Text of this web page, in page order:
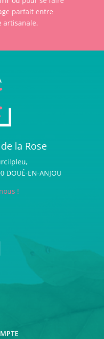
parfait entre
artisanale.
la Rose
DOUÉ-EN-ANJOU
!